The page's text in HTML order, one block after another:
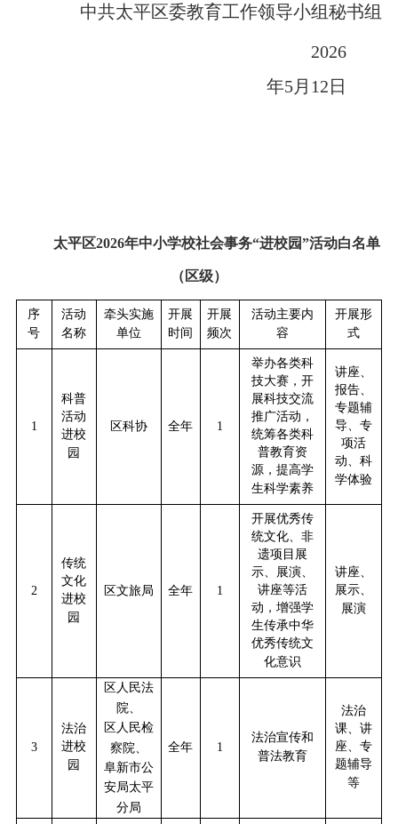
中共太平区委教育工作领导小组秘书组
2026
年5月12日
太平区2026年中小学校社会事务“进校园”活动白名单
（区级）
序
号
活动
名称
牵头实施
单位
开展
时间
开展
频次
活动主要内
容
开展形
式
1
科普
活动
进校
园
区科协 全年 1
举办各类科
技大赛，开
展科技交流
推广活动，
统筹各类科
普教育资
源，提高学
生科学素养
讲座、
报告、
专题辅
导、专
项活
动、科
学体验
2
传统
文化
进校
园
区文旅局 全年 1
开展优秀传
统文化、非
遗项目展
示、展演、
讲座等活
动，增强学
生传承中华
优秀传统文
化意识
讲座、
展示、
展演
3
法治
进校
园
区人民法
院、
区人民检
察院、
阜新市公
安局太平
分局
全年 1
法治宣传和
普法教育
法治
课、讲
座、专
题辅导
等